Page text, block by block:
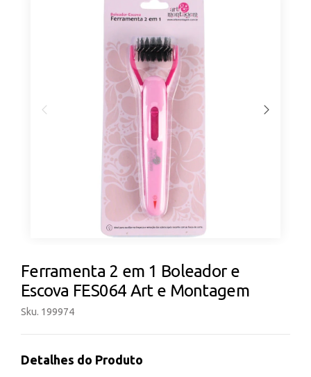
Ferramenta 2 em 1 Boleador e
Escova FES064 Art e Montagem
Sku. 199974
Detalhes do Produto